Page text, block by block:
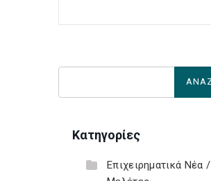
Κατηγορίες
Επιχειρηματικά Νέα /